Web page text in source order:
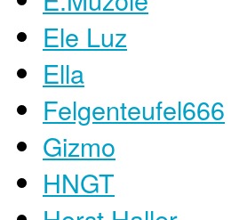
Ele Luz
Ella
Felgenteufel666
Gizmo
HNGT